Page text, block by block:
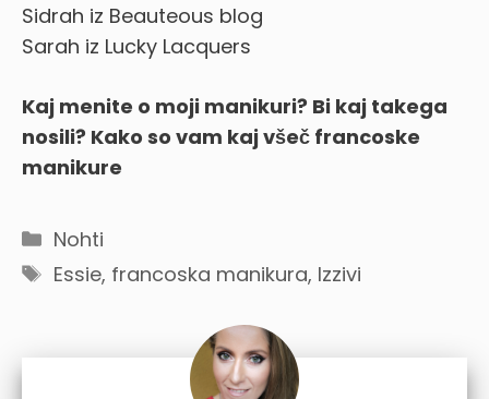
Sidrah iz Beauteous blog
Sarah iz Lucky Lacquers
Kaj menite o moji manikuri? Bi kaj takega
nosili? Kako so vam kaj všeč francoske
manikure
Categories
Nohti
Tags
Essie, francoska manikura, Izzivi